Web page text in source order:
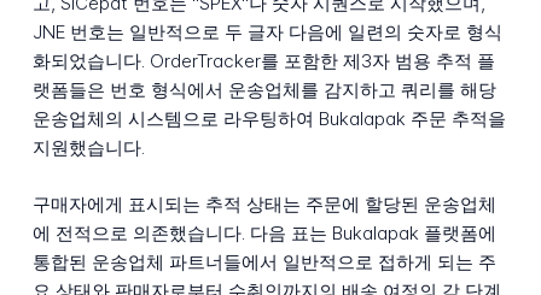
JNE 번호는 일반적으로 두 글자 다음에 일련의 숫자로 형식
화되었습니다. OrderTracker를 포함한 제3자 범용 추적 플
랫폼들은 번호 형식에서 운송업체를 감지하고 쿼리를 해당
운송업체의 시스템으로 라우팅하여 Bukalapak 주문 추적을
지원했습니다.
구매자에게 표시되는 추적 상태는 주문에 할당된 운송업체
에 전적으로 의존했습니다. 다음 표는 Bukalapak 플랫폼에
통합된 운송업체 파트너들에서 일반적으로 접하게 되는 주